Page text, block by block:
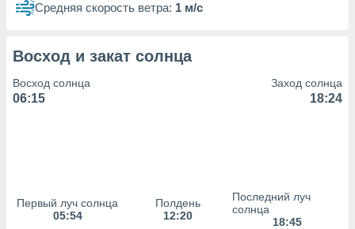
рекламы
сведения
Средняя скорость ветра: 1 м/с
Восход и закат солнца
Восход солнца
06:15
Заход солнца
18:24
Первый луч солнца
05:54
Полдень
12:20
Последний луч
солнца
18:45